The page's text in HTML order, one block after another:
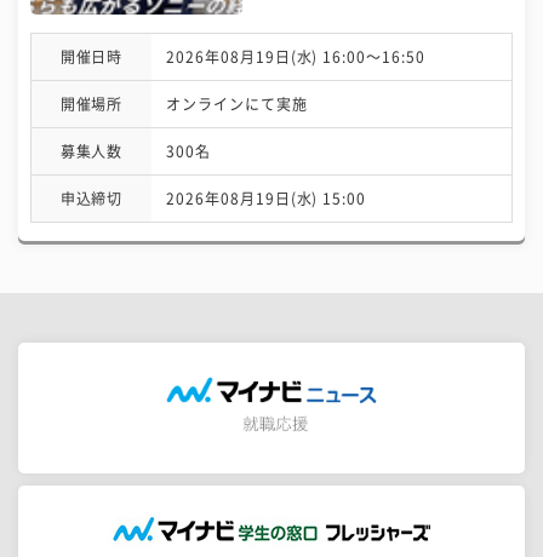
開催日時 2026年08月19日(水) 16:00〜16:50
開催場所 オンラインにて実施
募集人数 300名
申込締切 2026年08月19日(水) 15:00